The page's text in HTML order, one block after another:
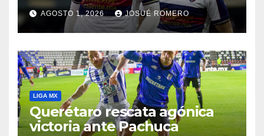
AGOSTO 1, 2026 JOSUÉ ROMERO
LIGA MX
Querétaro rescata agónica
victoria ante Pachuca